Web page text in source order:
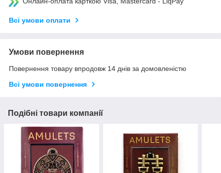
Всі умови оплати
Умови повернення
Повернення товару впродовж 14 днів за домовленістю
Всі умови повернення
Подібні товари компанії